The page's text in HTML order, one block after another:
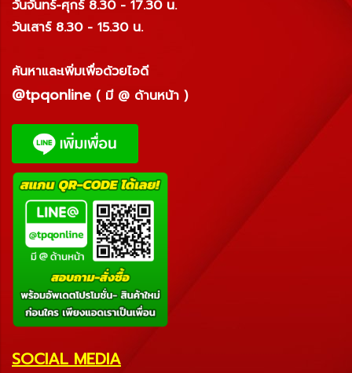
วันจันทร์-ศุกร์ 8.30 - 17.30 น.
วันเสาร์ 8.30 - 15.30 น.
ค้นหาและเพิ่มเพื่อด้วยไอดี
@tpqonline ( มี @ ด้านหน้า )
SOCIAL MEDIA